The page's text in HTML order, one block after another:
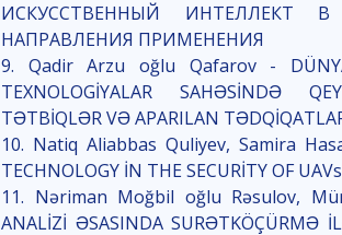
ИСКУССТВЕННЫЙ ИНТЕЛЛЕКТ
НАПРАВЛЕНИЯ ПРИМЕНЕНИЯ
9. Qadir Arzu oğlu Qafarov -
TEXNOLOGİYALAR SAHƏSİNDƏ
TƏTBİQLƏR VƏ APARILAN
10. Natiq Aliabbas Quliyev, Samira
TECHNOLOGY İN THE SECURİTY OF UAVs
11. Nəriman Moğbil oğlu Rəsulov,
ANALİZİ ƏSASINDA SURƏTKÖÇÜRMƏ